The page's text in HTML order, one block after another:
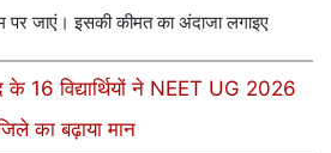
पर जाएं। इसकी कीमत का अंदाजा लगाइए
के 16 विद्यार्थियों ने NEET UG 2026
का बढ़ाया मान